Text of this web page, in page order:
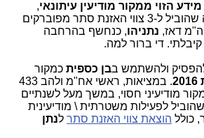
הזוי ממקור מודיעין עיתונאי,
, מה שהוביל ל-3 צווי האזנת סתר מפוברקים
דאז, נתניהו, כנחשף בהרחבה
די ברור למה.
ולהשתמש בבן כספית כמקור
. במציאות, ראשי אח"מ ולהב 433
מודיעיני חסוי, במשך מעל לשנתיים
לפעילות משטרתית \ מודיעינית
כולל הוצאת צווי האזנת סתר לנתן